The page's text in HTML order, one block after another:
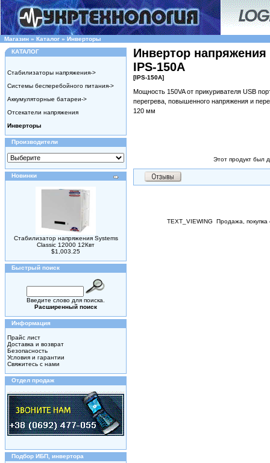
Магазин » Каталог » Инверторы
КАТАЛОГ
Стабилизаторы напряжения->
Системы бесперебойного питания->
Аккумуляторные батареи->
Отсекатели напряжения
Инверторы
Производители
Новинки
Стабилизатор напряжения Systems
Classic 12000 12Квт
$1,003.25
Быстрый поиск
Введите слово для поиска.
Расширенный поиск
Информация
Прайс лист
Доставка и возврат
Безопасность
Условия и гарантии
Свяжитесь с нами
Отдел продаж
Подбор ИБП, инвертора
Инвертор напряжения
IPS-150A
[IPS-150A]
Мощность 150VA от прикуривателя USB
перегрева, повышенного напряжения и
120 мм
Этот продукт был
TEXT_VIEWING Продажа,